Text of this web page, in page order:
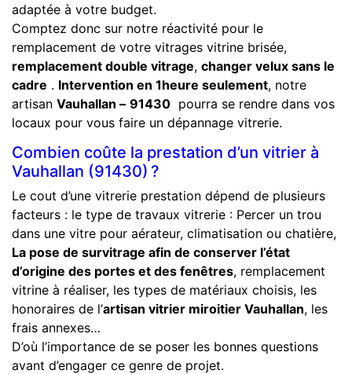
adaptée à votre budget.
Comptez donc sur notre réactivité pour le
remplacement de votre vitrages vitrine brisée,
remplacement double vitrage, changer velux sans le
cadre . Intervention en 1heure seulement, notre
artisan Vauhallan – 91430 pourra se rendre dans vos
locaux pour vous faire un dépannage vitrerie.
Combien coûte la prestation d’un vitrier à
Vauhallan (91430) ?
Le cout d’une vitrerie prestation dépend de plusieurs
facteurs : le type de travaux vitrerie : Percer un trou
dans une vitre pour aérateur, climatisation ou chatière,
La pose de survitrage afin de conserver l’état
d’origine des portes et des fenêtres, remplacement
vitrine à réaliser, les types de matériaux choisis, les
honoraires de l’artisan vitrier miroitier Vauhallan, les
frais annexes…
D’où l’importance de se poser les bonnes questions
avant d’engager ce genre de projet.